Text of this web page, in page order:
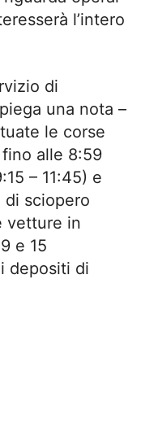
l’intero
di
una nota –
le corse
alle 8:59
– 11:45) e
di sciopero
vetture in
e 15
depositi di